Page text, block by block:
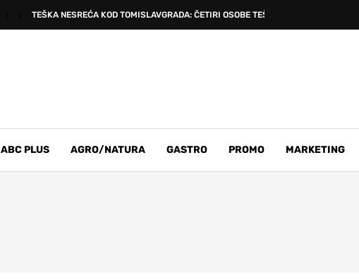
TEŠKA NESREĆA KOD TOMISLAVGRADA: ČETIRI OSOBE TEŠKO OZLIJEĐENE...
ABC PLUS AGRO/NATURA GASTRO PROMO MARKETING